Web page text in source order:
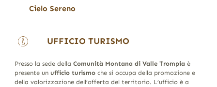
Cielo Sereno
UFFICIO TURISMO
Presso la sede della Comunità Montana di Valle Trompia è
presente un ufficio turismoche si occupa della promozione e
della valorizzazione dell’offerta del territorio. L’ufficio è a